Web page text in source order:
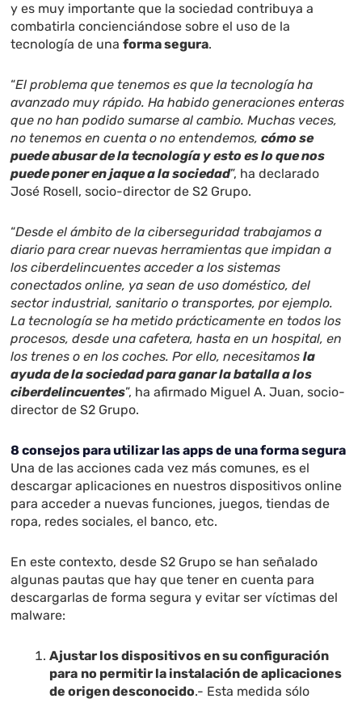
y es muy importante que la sociedad contribuya a
combatirla concienciándose sobre el uso de la
tecnología de unaforma segura.
“El problema que tenemos es que la tecnología ha
avanzado muy rápido. Ha habido generaciones enteras
que no han podido sumarse al cambio. Muchas veces,
no tenemos en cuenta o no entendemos,cómo se
puede abusar de la tecnología y esto es lo que nos
puede poner en jaque a la sociedad”, ha declarado
José Rosell, socio-director de S2 Grupo.
“Desde el ámbito de la ciberseguridad trabajamos a
diario para crear nuevas herramientas que impidan a
los ciberdelincuentes acceder a los sistemas
conectados online, ya sean de uso doméstico, del
sector industrial, sanitario o transportes, por ejemplo.
La tecnología se ha metido prácticamente en todos los
procesos, desde una cafetera, hasta en un hospital, en
los trenes o en los coches. Por ello, necesitamosla
ayuda de la sociedad para ganar la batalla a los
ciberdelincuentes”, ha afirmado Miguel A. Juan, socio-
director de S2 Grupo.
8 consejos para utilizar las apps de una forma segura
Una de las acciones cada vez más comunes, es el
descargar aplicaciones en nuestros dispositivos online
para acceder a nuevas funciones, juegos, tiendas de
ropa, redes sociales, el banco, etc.
En este contexto, desde S2 Grupo se han señalado
algunas pautas que hay que tener en cuenta para
descargarlas de forma segura y evitar ser víctimas del
malware:
Ajustar los dispositivos en su configuración
para no permitir la instalación de aplicaciones
de origen desconocido.- Esta medida sólo